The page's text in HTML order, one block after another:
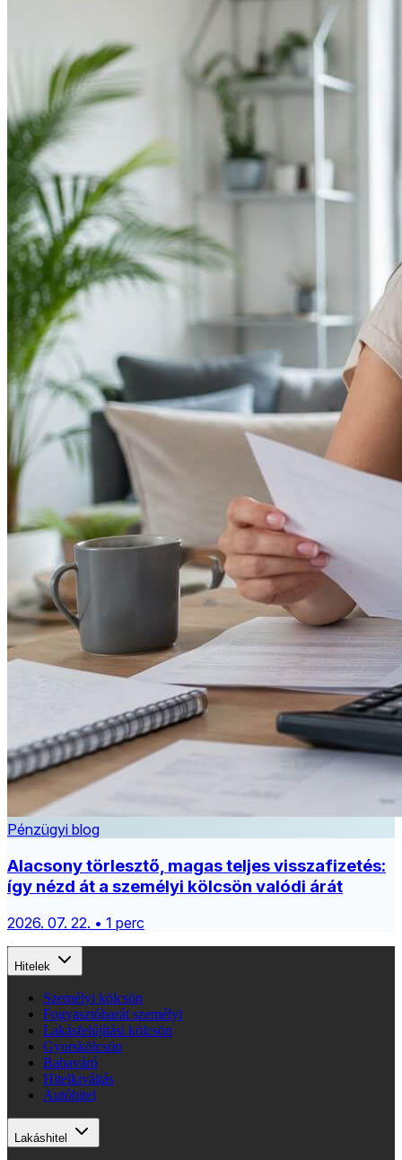
Pénzügyi blog
Alacsony törlesztő, magas teljes visszafizetés:
így nézd át a személyi kölcsön valódi árát
2026. 07. 22. • 1 perc
Hitelek
Személyi kölcsön
Fogyasztóbarát személyi
Lakásfelújítási kölcsön
Gyorskölcsön
Babaváró
Hitelkiváltás
Autóhitel
Lakáshitel